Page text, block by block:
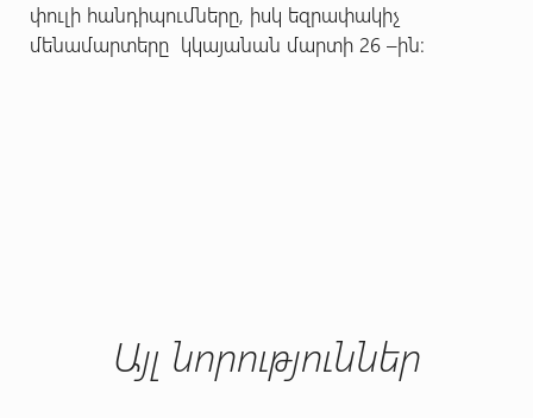
փուլի հանդիպումները, իսկ եզրափակիչ
մենամարտերը կկայանան մարտի 26 –ին:
Այլ նորություններ